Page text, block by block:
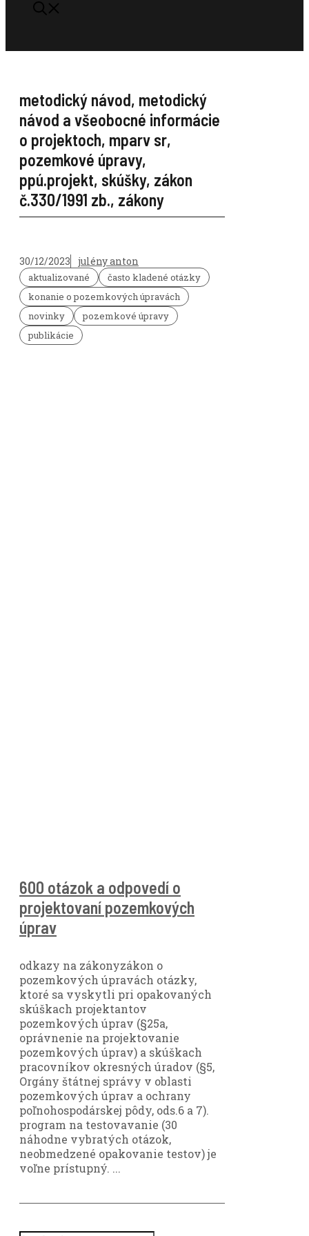
metodický návod, metodický
návod a všeobocné informácie
o projektoch, mparv sr,
pozemkové úpravy,
ppú.projekt, skúšky, zákon
č.330/1991 zb., zákony
30/12/2023 julény anton
aktualizované
často kladené otázky
konanie o pozemkových úpravách
novinky
pozemkové úpravy
publikácie
600 otázok a odpovedí o
projektovaní pozemkových
úprav
odkazy na zákonyzákon o
pozemkových úpravách otázky,
ktoré sa vyskytli pri opakovaných
skúškach projektantov
pozemkových úprav (§25a,
oprávnenie na projektovanie
pozemkových úprav) a skúškach
pracovníkov okresných úradov (§5,
Orgány štátnej správy v oblasti
pozemkových úprav a ochrany
poľnohospodárskej pôdy, ods.6 a 7).
program na testovavanie (30
náhodne vybratých otázok,
neobmedzené opakovanie testov) je
voľne prístupný. ...